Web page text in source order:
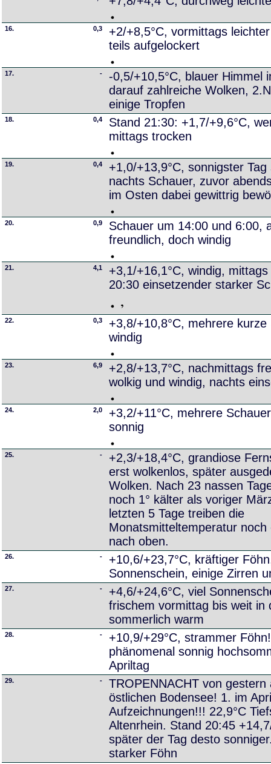
16. 0,3
+2/+8,5°C, vormittags
teils aufgelockert
17. -
-0,5/+10,5°C, blauer Himmel
darauf zahlreiche Wolken,
einige Tropfen
18. 0,4
Stand 21:30: +1,7/+9,6°C,
mittags trocken
19. 0,4
+1,0/+13,9°C, sonnigster
nachts Schauer, zuvor
im Osten dabei gewittrig
20. 0,9
Schauer um 14:00 und 6:00,
freundlich, doch windig
21. 4,1
+3,1/+16,1°C, windig,
20:30 einsetzender starker
22. 0,3
+3,8/+10,8°C, mehrere
windig
23. 6,9
+2,8/+13,7°C, nachmittags
wolkig und windig, nachts
24. 2,0
+3,2/+11°C, mehrere
sonnig
25. -
+2,3/+18,4°C, grandiose
erst wolkenlos, später
Wolken. Nach 23 nassen
noch 1° kälter als voriger
letzten 5 Tage treiben die
Monatsmitteltemperatur noch
nach oben.
26. -
+10,6/+23,7°C, kräftiger
Sonnenschein, einige Zirren
27. -
+4,6/+24,6°C, viel
frischem vormittag bis weit in
sommerlich warm
28. -
+10,9/+29°C, strammer
phänomenal sonnig
Apriltag
29. -
TROPENNACHT von
östlichen Bodensee! 1. im
Aufzeichnungen!!! 22,9°C
Altenrhein. Stand 20:45
später der Tag desto
starker Föhn